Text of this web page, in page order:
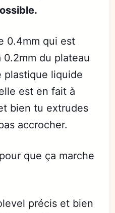
0.4mm qui est
du plateau
plastique liquide
est en fait à
bien tu extrudes
accrocher.
que ça marche
précis et bien